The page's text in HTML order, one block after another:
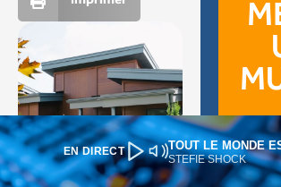
EN DIRECT TOUT LE MONDE
STEFIE SHOCK